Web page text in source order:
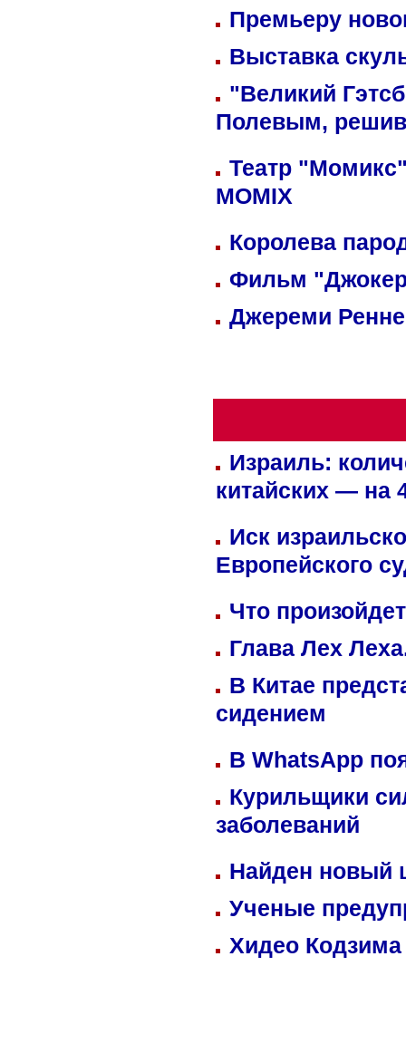
Премьеру
Выставка
"Великий
Полевым,
Театр
MOMIX
Королева
Фильм
Джереми
Израиль:
китайских — на
Иск
Европейского
Что
Глава Лех
В Китае
сидением
В WhatsApp
Курильщики
заболеваний
Найден
Ученые
Хидео